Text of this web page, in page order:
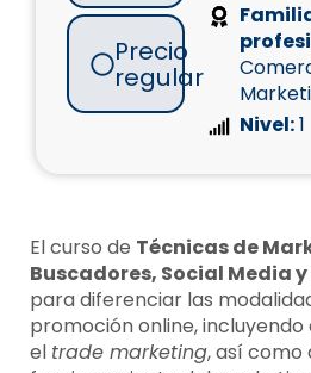
Precio
regular
Nivel:1
El curso de Técnicas de
Buscadores, Social Media
para diferenciar las
promoción online,
el trade marketing, así